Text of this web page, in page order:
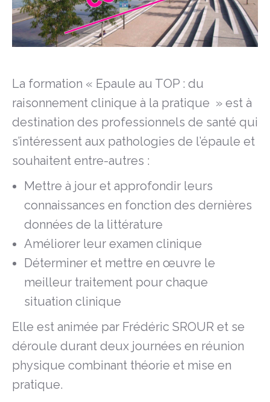
La formation « Epaule au TOP : du
raisonnement clinique à la pratique » est à
destination des professionnels de santé qui
s’intéressent aux pathologies de l’épaule et
souhaitent entre-autres :
Mettre à jour et approfondir leurs
connaissances en fonction des dernières
données de la littérature
Améliorer leur examen clinique
Déterminer et mettre en œuvre le
meilleur traitement pour chaque
situation clinique
Elle est animée par Frédéric SROUR et se
déroule durant deux journées en réunion
physique combinant théorie et mise en
pratique.